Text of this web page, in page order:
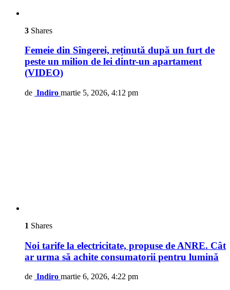
3 Shares
Femeie din Sîngerei, reținută după un furt de
peste un milion de lei dintr-un apartament
(VIDEO)
de Indiro martie 5, 2026, 4:12 pm
1 Shares
Noi tarife la electricitate, propuse de ANRE. Cât
ar urma să achite consumatorii pentru lumină
de Indiro martie 6, 2026, 4:22 pm